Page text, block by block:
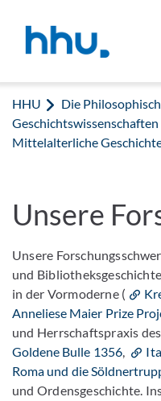
HHU
Die
Geschichtswissenschaften
Mittelalterliche
Unsere
Unsere
und
in der Vormoderne (
Anneliese Maier Prize
und Herrschaftspraxis
Goldene Bulle 1356,
Roma und die
und Ordensgeschichte.